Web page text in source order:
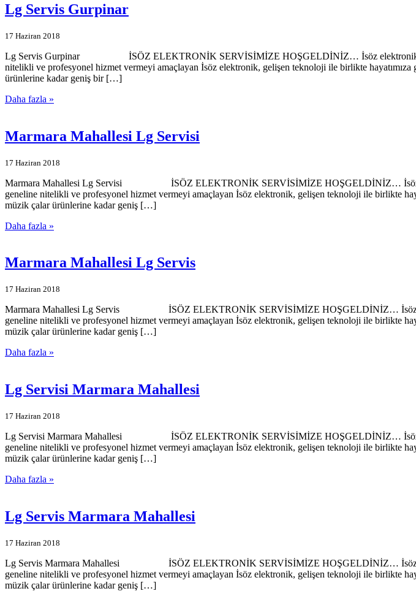
Lg Servis Gurpinar
17 Haziran 2018
Lg Servis Gurpinar İSÖZ ELEKTRONİK SERVİSİMİZE HOŞGELDİNİZ… İsöz elektronik
nitelikli ve profesyonel hizmet vermeyi amaçlayan İsöz elektronik, gelişen teknoloji ile birlikte
ürünlerine kadar geniş bir […]
Daha fazla »
Marmara Mahallesi Lg Servisi
17 Haziran 2018
Marmara Mahallesi Lg Servisi İSÖZ ELEKTRONİK SERVİSİMİZE HOŞGELDİNİZ… İsöz
geneline nitelikli ve profesyonel hizmet vermeyi amaçlayan İsöz elektronik, gelişen teknoloji ile birlikte
müzik çalar ürünlerine kadar geniş […]
Daha fazla »
Marmara Mahallesi Lg Servis
17 Haziran 2018
Marmara Mahallesi Lg Servis İSÖZ ELEKTRONİK SERVİSİMİZE HOŞGELDİNİZ… İsöz
geneline nitelikli ve profesyonel hizmet vermeyi amaçlayan İsöz elektronik, gelişen teknoloji ile birlikte
müzik çalar ürünlerine kadar geniş […]
Daha fazla »
Lg Servisi Marmara Mahallesi
17 Haziran 2018
Lg Servisi Marmara Mahallesi İSÖZ ELEKTRONİK SERVİSİMİZE HOŞGELDİNİZ… İsöz
geneline nitelikli ve profesyonel hizmet vermeyi amaçlayan İsöz elektronik, gelişen teknoloji ile birlikte
müzik çalar ürünlerine kadar geniş […]
Daha fazla »
Lg Servis Marmara Mahallesi
17 Haziran 2018
Lg Servis Marmara Mahallesi İSÖZ ELEKTRONİK SERVİSİMİZE HOŞGELDİNİZ… İsöz
geneline nitelikli ve profesyonel hizmet vermeyi amaçlayan İsöz elektronik, gelişen teknoloji ile birlikte
müzik çalar ürünlerine kadar geniş […]